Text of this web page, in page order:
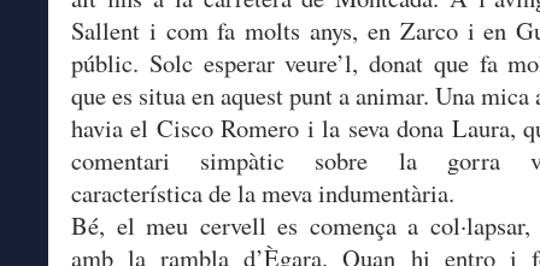
Sallent i com fa molts anys, en Zarco i en
públic. Solc esperar veure’l, donat que fa
que es situa en aquest punt a animar. Una mica
havia el Cisco Romero i la seva dona Laura,
comentari simpàtic sobre la gorra
característica de la meva indumentària.
Bé, el meu cervell es comença a col·lapsar,
amb la rambla d’Ègara. Quan hi entro i